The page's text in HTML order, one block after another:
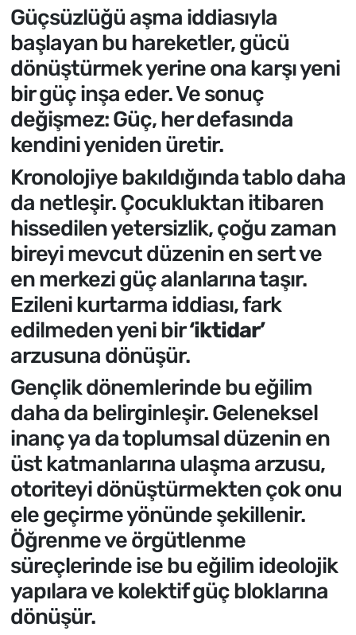
Güçsüzlüğü aşma iddiasıyla
başlayan bu hareketler, gücü
dönüştürmek yerine ona karşı yeni
bir güç inşa eder. Ve sonuç
değişmez: Güç, her defasında
kendini yeniden üretir.
Kronolojiye bakıldığında tablo daha
da netleşir. Çocukluktan itibaren
hissedilen yetersizlik, çoğu zaman
bireyi mevcut düzenin en sert ve
en merkezi güç alanlarına taşır.
Ezileni kurtarma iddiası, fark
edilmeden yeni bir‘iktidar’
arzusuna dönüşür.
Gençlik dönemlerinde bu eğilim
daha da belirginleşir. Geleneksel
inanç ya da toplumsal düzenin en
üst katmanlarına ulaşma arzusu,
otoriteyi dönüştürmekten çok onu
ele geçirme yönünde şekillenir.
Öğrenme ve örgütlenme
süreçlerinde ise bu eğilim ideolojik
yapılara ve kolektif güç bloklarına
dönüşür.